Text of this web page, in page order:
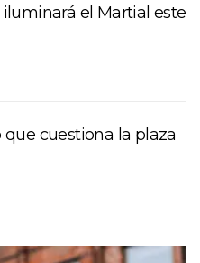
el Martial este
cuestiona la plaza